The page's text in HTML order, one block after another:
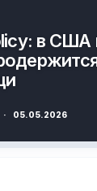
в США
· 05.05.2026